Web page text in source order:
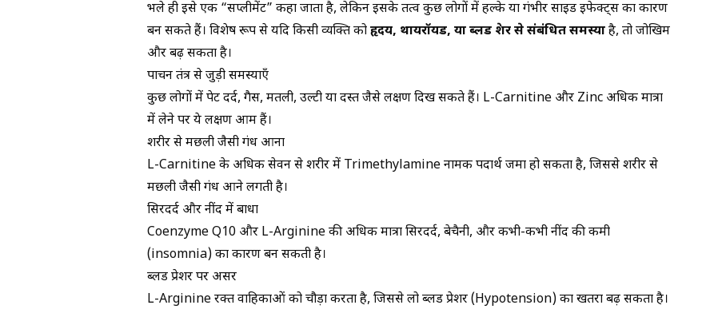
भले ही इसे एक “सप्लीमेंट” कहा जाता है, लेकिन इसके तत्व कुछ लोगों में हल्के या गंभीर साइड इफेक्ट्स का कारण
बन सकते हैं। विशेष रूप से यदि किसी व्यक्ति कोहृदय, थायरॉयड, या ब्लड प्रेशर से संबंधित समस्याहै, तो जोखिम
और बढ़ सकता है।
पाचन तंत्र से जुड़ी समस्याएँ
कुछ लोगों में पेट दर्द, गैस, मतली, उल्टी या दस्त जैसे लक्षण दिख सकते हैं। L-Carnitine और Zinc अधिक मात्रा
में लेने पर ये लक्षण आम हैं।
शरीर से मछली जैसी गंध आना
L-Carnitine के अधिक सेवन से शरीर में Trimethylamine नामक पदार्थ जमा हो सकता है, जिससे शरीर से
मछली जैसी गंध आने लगती है।
सिरदर्द और नींद में बाधा
Coenzyme Q10 और L-Arginine की अधिक मात्रा सिरदर्द, बेचैनी, और कभी-कभी नींद की कमी
(insomnia) का कारण बन सकती है।
ब्लड प्रेशर पर असर
L-Arginine रक्त वाहिकाओं को चौड़ा करता है, जिससे लो ब्लड प्रेशर (Hypotension) का खतरा बढ़ सकता है।